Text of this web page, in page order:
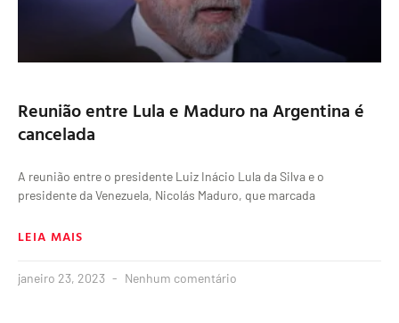
Reunião entre Lula e Maduro na Argentina é
cancelada
A reunião entre o presidente Luiz Inácio Lula da Silva e o
presidente da Venezuela, Nicolás Maduro, que marcada
LEIA MAIS
janeiro 23, 2023 Nenhum comentário